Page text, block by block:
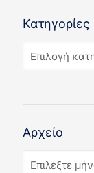
Κατηγορίες
Αρχείο